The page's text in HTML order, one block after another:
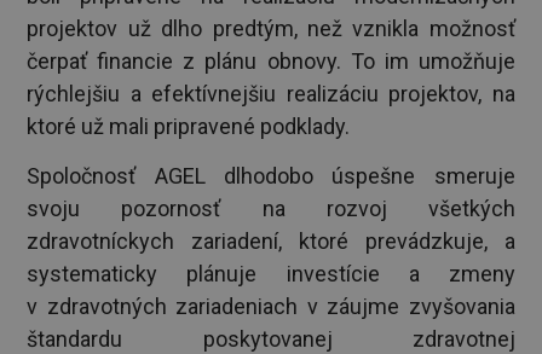
projektov už dlho predtým, než vznikla možnosť
čerpať financie z plánu obnovy. To im umožňuje
rýchlejšiu a efektívnejšiu realizáciu projektov, na
ktoré už mali pripravené podklady.
Spoločnosť AGEL dlhodobo úspešne smeruje
svoju pozornosť na rozvoj všetkých
zdravotníckych zariadení, ktoré prevádzkuje, a
systematicky plánuje investície a zmeny
v zdravotných zariadeniach v záujme zvyšovania
štandardu poskytovanej zdravotnej